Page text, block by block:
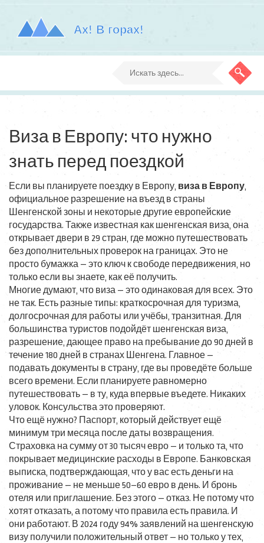
Виза в Европу: что нужно
знать перед поездкой
Если вы планируете поездку в Европу, виза в Европу,
официальное разрешение на въезд в страны
Шенгенской зоны и некоторые другие европейские
государства. Также известная как шенгенская виза, она
открывает двери в 29 стран, где можно путешествовать
без дополнительных проверок на границах. Это не
просто бумажка — это ключ к свободе передвижения, но
только если вы знаете, как её получить.
Многие думают, что виза — это одинаковая для всех. Это
не так. Есть разные типы: краткосрочная для туризма,
долгосрочная для работы или учёбы, транзитная. Для
большинства туристов подойдёт шенгенская виза,
разрешение, дающее право на пребывание до 90 дней в
течение 180 дней в странах Шенгена. Главное —
подавать документы в страну, где вы проведёте больше
всего времени. Если планируете равномерно
путешествовать — в ту, куда впервые въедете. Никаких
уловок. Консульства это проверяют.
Что ещё нужно? Паспорт, который действует ещё
минимум три месяца после даты возвращения.
Страховка на сумму от 30 тысяч евро — и только та, что
покрывает медицинские расходы в Европе. Банковская
выписка, подтверждающая, что у вас есть деньги на
проживание — не меньше 50–60 евро в день. И бронь
отеля или приглашение. Без этого — отказ. Не потому что
хотят отказать, а потому что правила есть правила. И
они работают. В 2024 году 94% заявлений на шенгенскую
визу получили положительный ответ — но только у тех,